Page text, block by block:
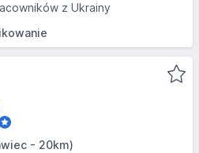
z Ukrainy
- 20km)